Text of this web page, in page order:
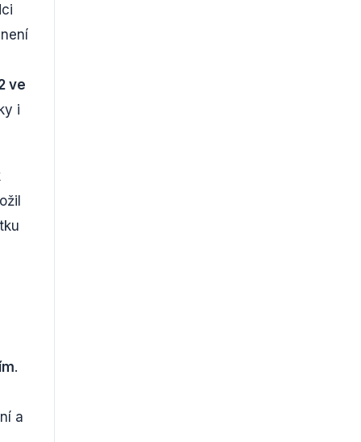
ve
i
.
a